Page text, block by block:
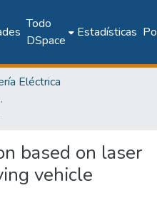
Todo
DSpace
Estadísticas
Eléctrica
based on laser
vehicle